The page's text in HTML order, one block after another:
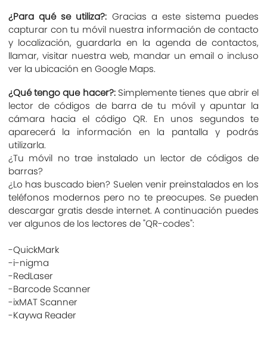
¿Para qué se utiliza?: Gracias a este sistema puedes
capturar con tu móvil nuestra información de contacto
y localización, guardarla en la agenda de contactos,
llamar, visitar nuestra web, mandar un email o incluso
ver la ubicación en Google Maps.
¿Qué tengo que hacer?:Simplemente tienes que abrir el
lector de códigos de barra de tu móvil y apuntar la
cámara hacia el código QR. En unos segundos te
aparecerá la información en la pantalla y podrás
utilizarla.
¿Tu móvil no trae instalado un lector de códigos de
barras?
¿Lo has buscado bien? Suelen venir preinstalados en los
teléfonos modernos pero no te preocupes. Se pueden
descargar gratis desde internet. A continuación puedes
ver algunos de los lectores de "QR-codes":
-QuickMark
-i-nigma
-RedLaser
-Barcode Scanner
-ixMAT Scanner
-Kaywa Reader